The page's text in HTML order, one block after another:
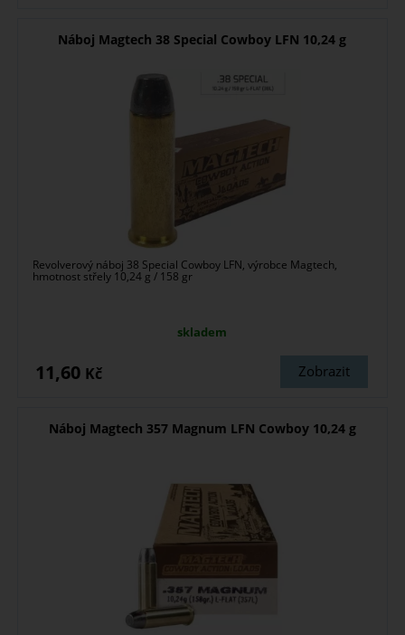
Náboj Magtech 38 Special Cowboy LFN 10,24 g
Revolverový náboj 38 Special Cowboy LFN, výrobce Magtech,
hmotnost střely 10,24 g / 158 gr
skladem
Zobrazit
11,60 Kč
Náboj Magtech 357 Magnum LFN Cowboy 10,24 g